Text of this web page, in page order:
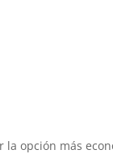
la opción más